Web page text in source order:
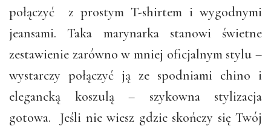
połączyć z prostym T-shirtem i wygodnymi
jeansami. Taka marynarka stanowi świetne
zestawienie zarówno w mniej oficjalnym stylu –
wystarczy połączyć ją ze spodniami chino i
elegancką koszulą – szykowna stylizacja
gotowa. Jeśli nie wiesz gdzie skończy się Twój